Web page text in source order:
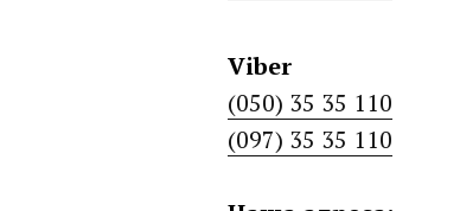
Viber
(050) 35 35 110
(097) 35 35 110